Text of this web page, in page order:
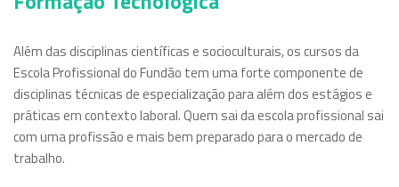
Além das disciplinas científicas e socioculturais, os cursos da
Escola Profissional do Fundão tem uma forte componente de
disciplinas técnicas de especialização para além dos estágios e
práticas em contexto laboral. Quem sai da escola profissional sai
com uma profissão e mais bem preparado para o mercado de
trabalho.